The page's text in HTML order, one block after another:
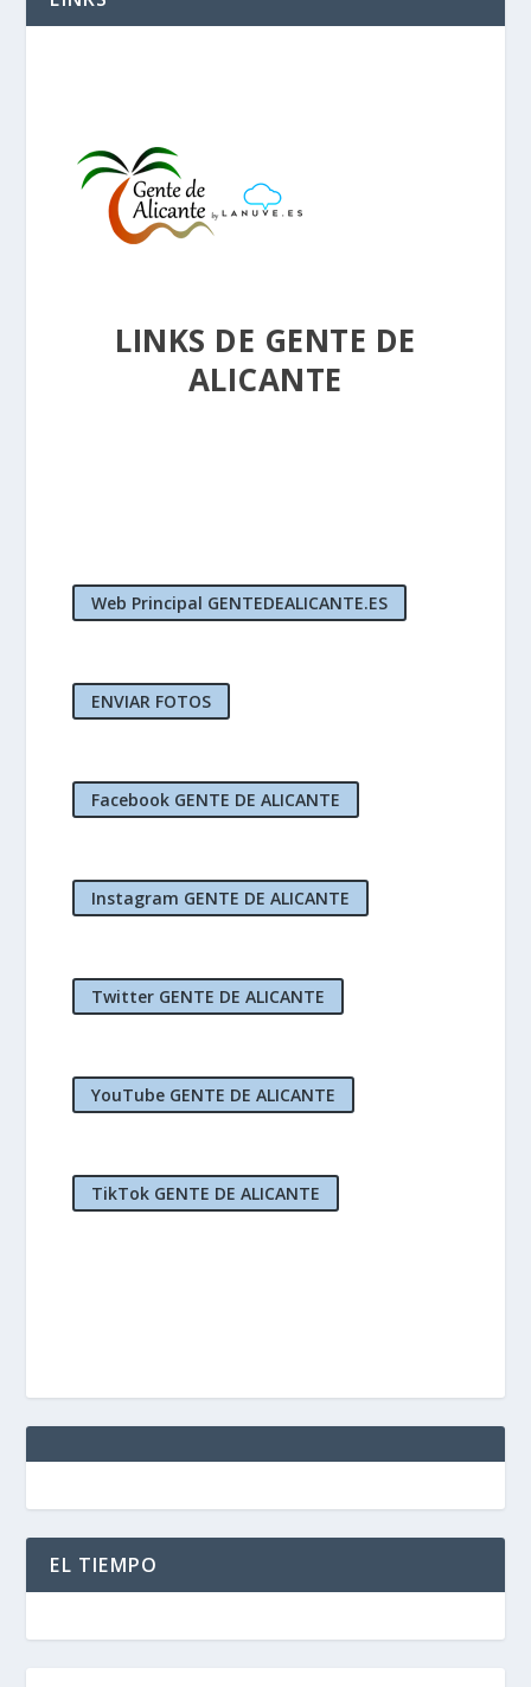
LINKS DE GENTE DE
ALICANTE
Web Principal GENTEDEALICANTE.ES
ENVIAR FOTOS
Facebook GENTE DE ALICANTE
Instagram GENTE DE ALICANTE
Twitter GENTE DE ALICANTE
YouTube GENTE DE ALICANTE
TikTok GENTE DE ALICANTE
EL TIEMPO